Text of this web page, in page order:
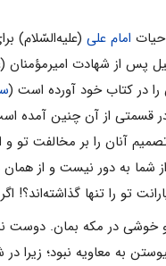
امام علی (علیه‌السّلام)
پس از شهادت امیرمؤمنان
در قسمتی از آن چنین آمده
آنان را بر مخالفت
از شما به دور نیست و از
تو را تنها
خوشی در مکه بمان. دوست
به معاویه نبود؛ زیرا